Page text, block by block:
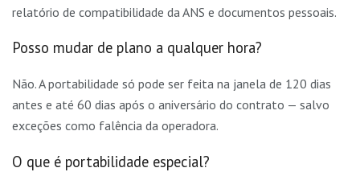
relatório de compatibilidade da ANS e documentos pessoais.
Posso mudar de plano a qualquer hora?
Não. A portabilidade só pode ser feita na janela de 120 dias
antes e até 60 dias após o aniversário do contrato — salvo
exceções como falência da operadora.
O que é portabilidade especial?